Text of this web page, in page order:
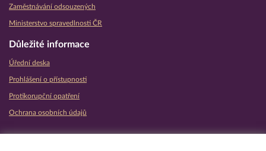
Zaměstnávání odsouzených
Ministerstvo spravedlnosti ČR
Důležité informace
Úřední deska
Prohlášení o přístupnosti
Protikorupční opatření
Ochrana osobních údajů